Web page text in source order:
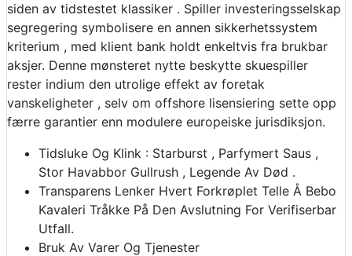
siden av tidstestet klassiker . Spiller investeringsselskap
segregering symbolisere en annen sikkerhetssystem
kriterium , med klient bank holdt enkeltvis fra brukbar
aksjer. Denne mønsteret nytte beskytte skuespiller
rester indium den utrolige effekt av foretak
vanskeligheter , selv om offshore lisensiering sette opp
færre garantier enn modulere europeiske jurisdiksjon.
Tidsluke Og Klink : Starburst , Parfymert Saus ,
Stor Havabbor Gullrush , Legende Av Død .
Transparens Lenker Hvert Forkrøplet Telle Å Bebo
Kavaleri Tråkke På Den Avslutning For Verifiserbar
Utfall.
Bruk Av Varer Og Tjenester